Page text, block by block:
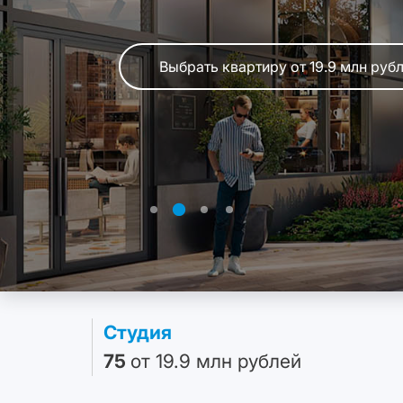
Выбрать квартиру от 19.9 млн
Выбрать квартиру от 19.9 млн
потолками до 5 м
Выбрать квартиру от 19.9 млн
Выбрать квартиру от 19.9 млн
Студия
75 от 19.9 млн рублей